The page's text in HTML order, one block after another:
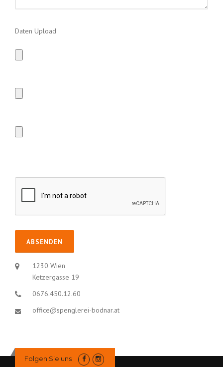
Daten Upload
1230 Wien
Ketzergasse 19
0676.450.12.60
office@spenglerei-bodnar.at
Folgen Sie uns